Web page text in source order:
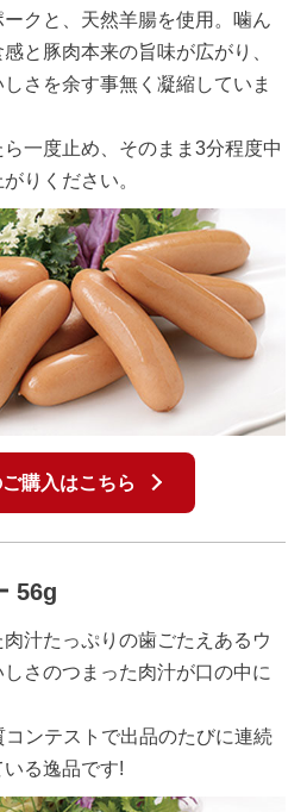
クと、天然羊腸を使用。噛ん
と豚肉本来の旨味が広がり、
さを余す事無く凝縮していま
一度止め、そのまま3分程度中
りください。
購入はこちら
56g
汁たっぷりの歯ごたえあるウ
さのつまった肉汁が口の中に
コンテストで出品のたびに連続
る逸品です!